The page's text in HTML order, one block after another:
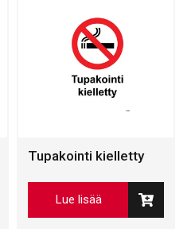
Tupakointi kielletty
Lue lisää